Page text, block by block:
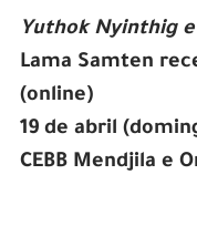
Yuthok Nyinthig e
Lama Samten
(online)
19 de abril
CEBB Mendjila e